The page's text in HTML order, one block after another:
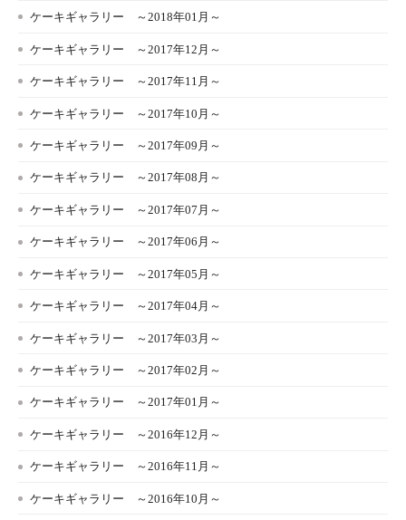
ケーキギャラリー ～2018年01月～
ケーキギャラリー ～2017年12月～
ケーキギャラリー ～2017年11月～
ケーキギャラリー ～2017年10月～
ケーキギャラリー ～2017年09月～
ケーキギャラリー ～2017年08月～
ケーキギャラリー ～2017年07月～
ケーキギャラリー ～2017年06月～
ケーキギャラリー ～2017年05月～
ケーキギャラリー ～2017年04月～
ケーキギャラリー ～2017年03月～
ケーキギャラリー ～2017年02月～
ケーキギャラリー ～2017年01月～
ケーキギャラリー ～2016年12月～
ケーキギャラリー ～2016年11月～
ケーキギャラリー ～2016年10月～